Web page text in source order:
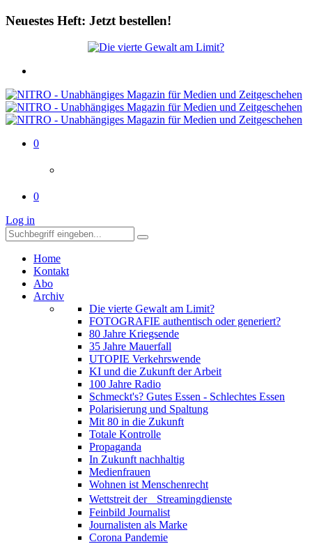
Neuestes Heft: Jetzt bestellen!
0
0
Log in
Home
Kontakt
Abo
Archiv
Die vierte Gewalt am Limit?
FOTOGRAFIE authentisch oder generiert?
80 Jahre Kriegsende
35 Jahre Mauerfall
UTOPIE Verkehrswende
KI und die Zukunft der Arbeit
100 Jahre Radio
Schmeckt's? Gutes Essen - Schlechtes Essen
Polarisierung und Spaltung
Mit 80 in die Zukunft
Totale Kontrolle
Propaganda
In Zukunft nachhaltig
Medienfrauen
Wohnen ist Menschenrecht
Wettstreit der Streamingdienste
Feinbild Journalist
Journalisten als Marke
Corona Pandemie